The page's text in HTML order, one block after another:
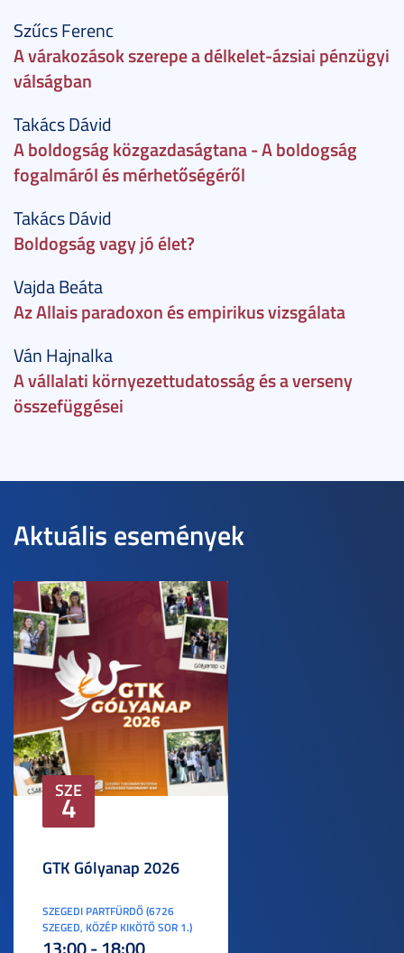
Szűcs Ferenc
A várakozások szerepe a délkelet-ázsiai pénzügyi
válságban
Takács Dávid
A boldogság közgazdaságtana - A boldogság
fogalmáról és mérhetőségéről
Takács Dávid
Boldogság vagy jó élet?
Vajda Beáta
Az Allais paradoxon és empirikus vizsgálata
Ván Hajnalka
A vállalati környezettudatosság és a verseny
összefüggései
Aktuális események
SZE
4
GTK Gólyanap 2026
SZEGEDI PARTFÜRDŐ (6726
SZEGED, KÖZÉP KIKÖTŐ SOR 1.)
13:00 - 18:00